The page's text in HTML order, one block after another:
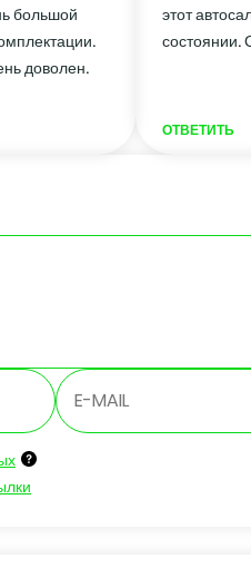
большой
доволен.
этот
состоянии.
ОТВЕТИТЬ